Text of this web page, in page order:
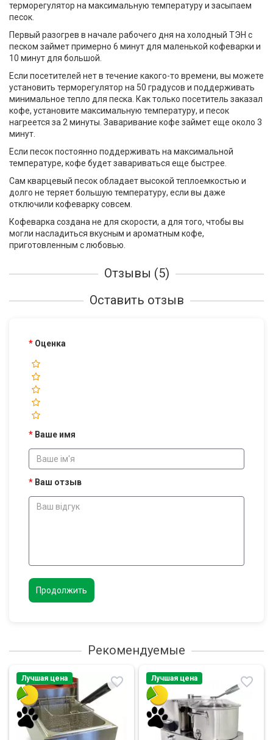
терморегулятор на максимальную температуру и засыпаем
песок.
Первый разогрев в начале рабочего дня на холодный ТЭН с
песком займет примерно 6 минут для маленькой кофеварки и
10 минут для большой.
Если посетителей нет в течение какого-то времени, вы можете
установить терморегулятор на 50 градусов и поддерживать
минимальное тепло для песка. Как только посетитель заказал
кофе, установите максимальную температуру, и песок
нагреется за 2 минуты. Заваривание кофе займет еще около 3
минут.
Если песок постоянно поддерживать на максимальной
температуре, кофе будет завариваться еще быстрее.
Сам кварцевый песок обладает высокой теплоемкостью и
долго не теряет большую температуру, если вы даже
отключили кофеварку совсем.
Кофеварка создана не для скорости, а для того, чтобы вы
могли насладиться вкусным и ароматным кофе,
приготовленным с любовью.
Отзывы (5)
Оставить отзыв
Оценка
Ваше имя
Ваш отзыв
Продолжить
Рекомендуемые
Лучшая цена Лучшая цена